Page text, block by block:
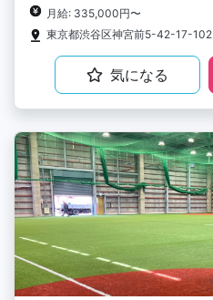
月給: 335,000円〜
東京都渋谷区神宮前5-42-17-102
気になる